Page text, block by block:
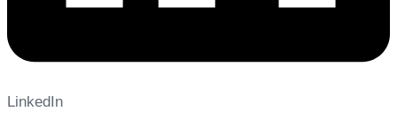
LinkedIn